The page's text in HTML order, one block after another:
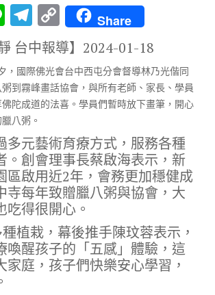
Li
n
e
T
el
e
gr
a
m
C
o
p
y
Li
k
Share
台中報導】 2024-01-18
，國際佛光會台中西屯分會督導林乃光偕同
到霧峰畫話協會，與所有老師、家長、學員
陀成道的法喜。學員們暫時放下畫筆，開心
八粥。
多元藝術育療方式，服務各種
。創會理事長蔡啟海表示，新
區啟用近2年，會務更加穩健成
寺每年致贈臘八粥與協會，大
吃得很開心。
植栽，幕後推手陳玟蓉表示，
喚醒孩子的「五感」體驗，這
家庭，孩子們快樂安心學習，